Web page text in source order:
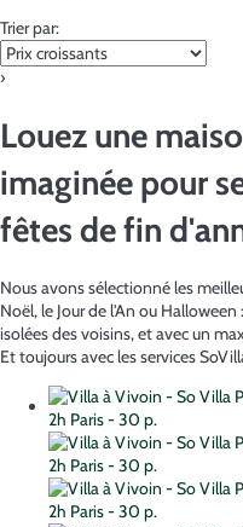
Trier par:
›
Louez une
imaginée pour
fêtes de fin
Nous avons sélectionné les
Noël, le Jour de l'An ou
isolées des voisins, et avec un
Et toujours avec les services